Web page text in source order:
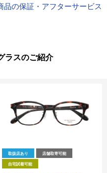
品の保証・アフターサービス
ラスのご紹介
取扱店あり 店舗取寄可能
自宅試着可能